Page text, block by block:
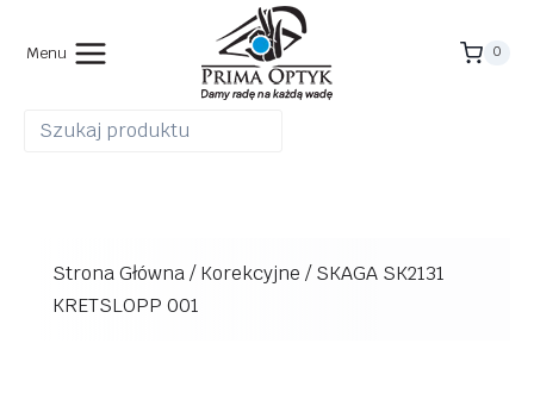
Menu 0
Strona Główna/Korekcyjne /SKAGA SK2131
KRETSLOPP 001